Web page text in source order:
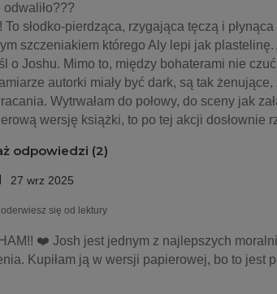
To słodko-pierdząca, rzygająca tęczą i
szczeniakiem którego Aly lepi jak
o Joshu. Mimo to, między bohaterami nie
autorki miały być dark, są tak
Wytrwałam do połowy, do sceny jak
wersję książki, to po tej akcji dosłownie
odpowiedzi (2)
27 wrz 2025
oderwiesz się od lektury
❤️ Josh jest jednym z najlepszych
Kupiłam ją w wersji papierowej, bo to jest